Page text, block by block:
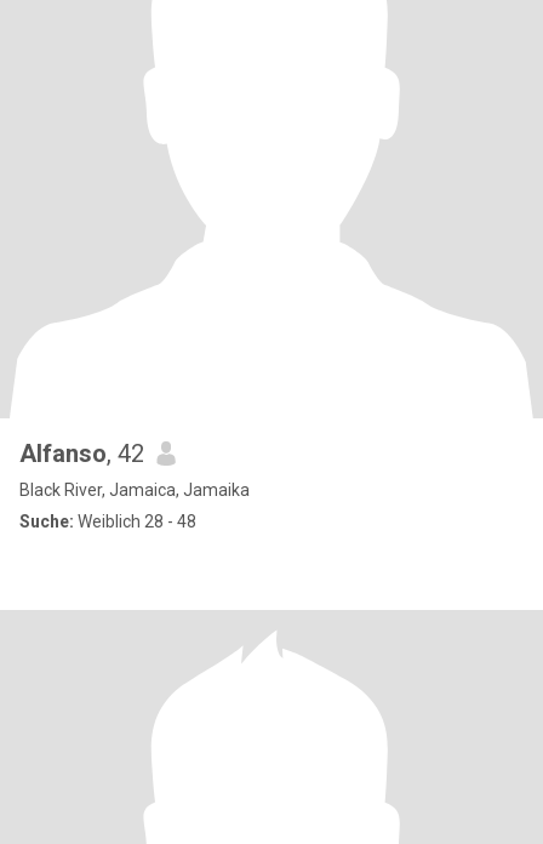
Alfanso, 42
Black River, Jamaica, Jamaika
Suche: Weiblich 28 - 48